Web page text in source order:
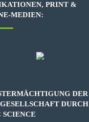
PRINT &
MEDIEN:
DER
DURCH